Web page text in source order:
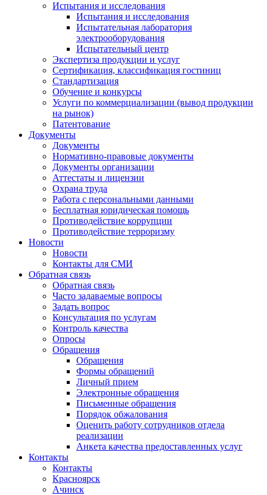
Испытания и исследования
Испытания и исследования
Испытательная лаборатория
электрооборудования
Испытательный центр
Экспертиза продукции и услуг
Сертификация, классификация гостиниц
Стандартизация
Обучение и конкурсы
Услуги по коммерциализации (вывод продукции
на рынок)
Патентование
Документы
Документы
Нормативно-правовые документы
Документы организации
Аттестаты и лицензии
Охрана труда
Работа с персональными данными
Бесплатная юридическая помощь
Противодействие коррупции
Противодействие терроризму
Новости
Новости
Контакты для СМИ
Обратная связь
Обратная связь
Часто задаваемые вопросы
Задать вопрос
Консультация по услугам
Контроль качества
Опросы
Обращения
Обращения
Формы обращений
Личный прием
Электронные обращения
Письменные обращения
Порядок обжалования
Оценить работу сотрудников отдела
реализации
Анкета качества предоставленных услуг
Контакты
Контакты
Красноярск
Ачинск